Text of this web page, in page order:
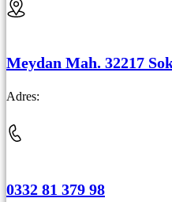
Meydan Mah. 32217
Adres:
0332 81 379 98